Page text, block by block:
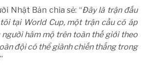
Nhật Bản chia sẻ: “Đây là trận đấu
tại World Cup, một trận cầu có áp
hâm mộ trên toàn thế giới theo
đội có thể giành chiến thắng trong